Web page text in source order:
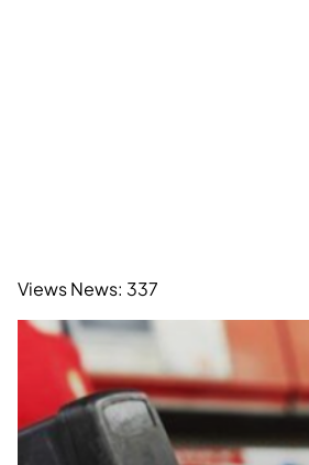
Views News: 337